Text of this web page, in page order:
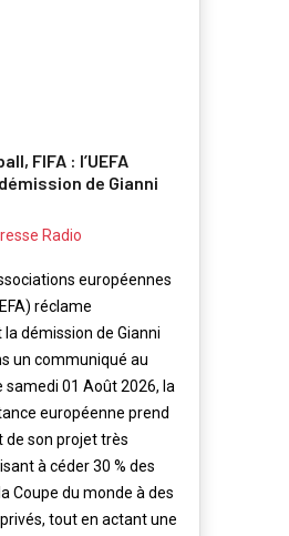
FIFA : l’UEFA
de Gianni
Radio
européennes
réclame
démission de Gianni
un communiqué au
samedi 01 Août 2026, la
européenne prend
de son projet très
à céder 30 % des
Coupe du monde à des
tout en actant une